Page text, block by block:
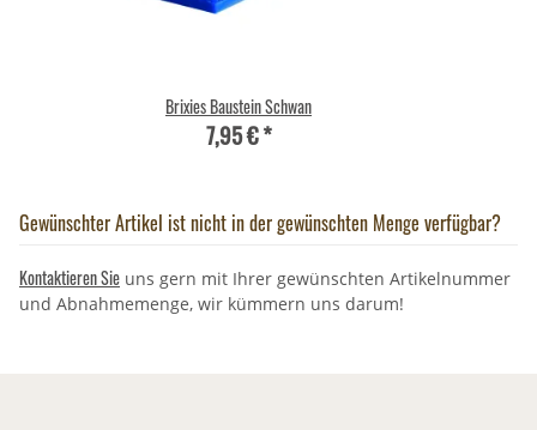
Brixies Baustein Schwan
7,95 €*
Gewünschter Artikel ist nicht in der gewünschten Menge verfügbar?
Kontaktieren Sie uns gern mit Ihrer gewünschten Artikelnummer
und Abnahmemenge, wir kümmern uns darum!